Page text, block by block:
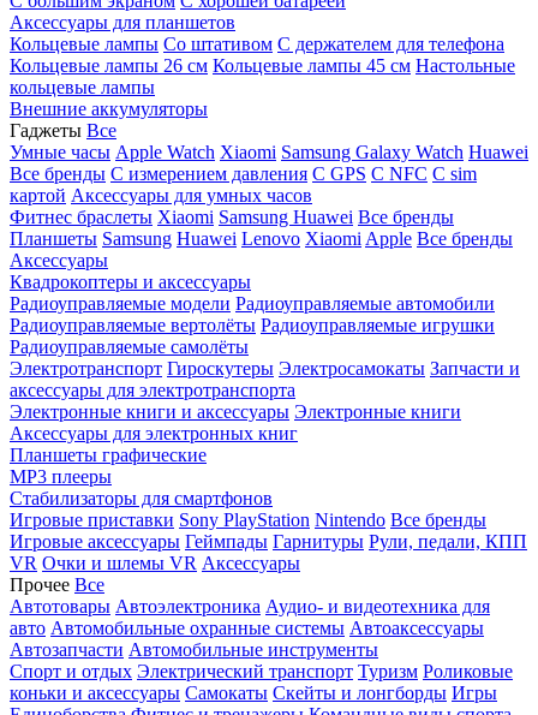
Аксессуары для планшетов
Кольцевые лампы Со штативом C держателем для телефона
Кольцевые лампы 26 см Кольцевые лампы 45 см Настольные
кольцевые лампы
Внешние аккумуляторы
Гаджеты Все
Умные часы Apple Watch Xiaomi Samsung Galaxy Watch Huawei
Все бренды C измерением давления C GPS C NFC C sim
картой Аксессуары для умных часов
Фитнес браслеты Xiaomi Samsung Huawei Все бренды
Планшеты Samsung Huawei Lenovo Xiaomi Apple Все бренды
Аксессуары
Квадрокоптеры и аксессуары
Радиоуправляемые модели Радиоуправляемые автомобили
Радиоуправляемые вертолёты Радиоуправляемые игрушки
Радиоуправляемые самолёты
Электротранспорт Гироскутеры Электросамокаты Запчасти и
аксессуары для электротранспорта
Электронные книги и аксессуары Электронные книги
Аксессуары для электронных книг
Планшеты графические
MP3 плееры
Стабилизаторы для смартфонов
Игровые приставки Sony PlayStation Nintendo Все бренды
Игровые аксессуары Геймпады Гарнитуры Рули, педали, КПП
VR Очки и шлемы VR Аксессуары
Прочее Все
Автотовары Автоэлектроника Аудио- и видеотехника для
авто Автомобильные охранные системы Автоаксессуары
Автозапчасти Автомобильные инструменты
Спорт и отдых Электрический транспорт Туризм Роликовые
коньки и аксессуары Самокаты Скейты и лонгборды Игры